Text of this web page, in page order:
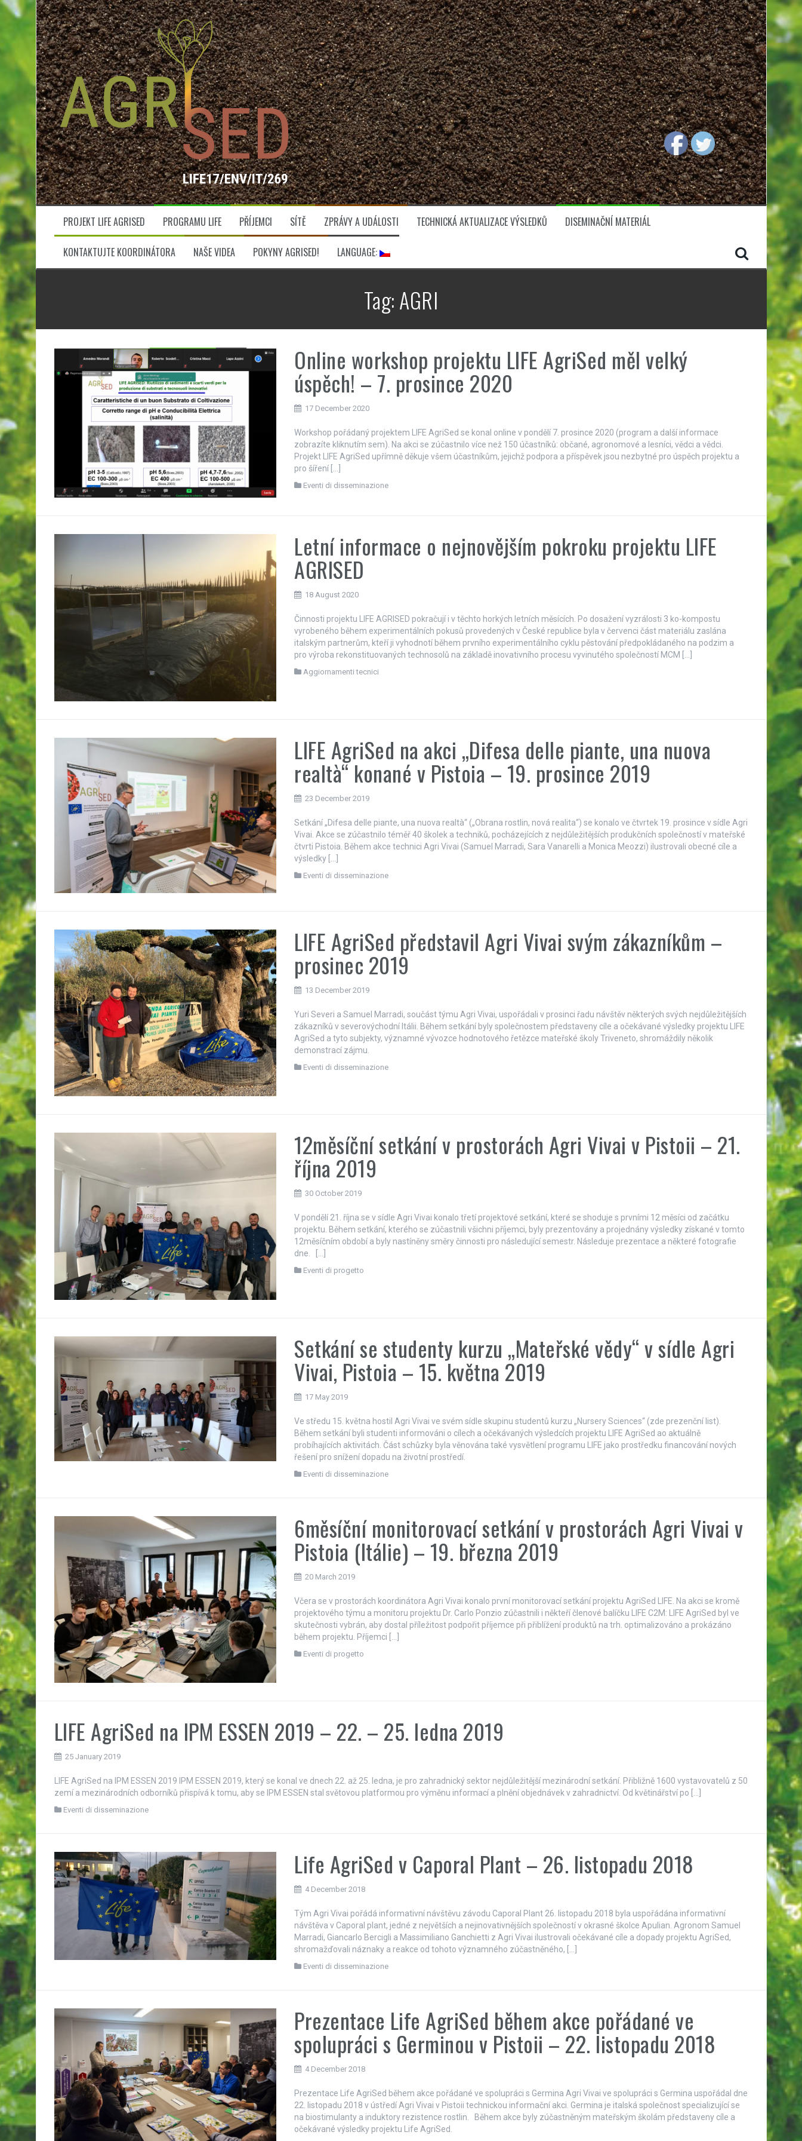
S
p
PROJEKT LIFE AGRISED PROGRAMU LIFE PŘÍJEMCI SÍTĚ ZPRÁVY A UDÁLOSTI TECHNICKÁ AKTUALIZACE VÝSLEDKŮ DISEMINAČNÍ MATERIÁL
KONTAKTUJTE KOORDINÁTORA NAŠE VIDEA POKYNY AGRISED! LANGUAGE:
Tag:AGRI
Online workshop projektu LIFE AgriSed měl velký
úspěch! – 7. prosince 2020
17 December 2020
Workshop pořádaný projektem LIFE AgriSed se konal online v pondělí 7. prosince 2020 (program a další informace
zobrazíte kliknutím sem). Na akci se zúčastnilo více než 150 účastníků: občané, agronomové a lesníci, vědci a vědci.
Projekt LIFE AgriSed upřímně děkuje všem účastníkům, jejichž podpora a příspěvek jsou nezbytné pro úspěch projektu a
pro šíření […]
Eventi di disseminazione
Letní informace o nejnovějším pokroku projektu LIFE
AGRISED
18 August 2020
Činnosti projektu LIFE AGRISED pokračují i ​​v těchto horkých letních měsících. Po dosažení vyzrálosti 3 ko-kompostu
vyrobeného během experimentálních pokusů provedených v České republice byla v červenci část materiálu zaslána
italským partnerům, kteří ji vyhodnotí během prvního experimentálního cyklu pěstování předpokládaného na podzim a
pro výroba rekonstituovaných technosolů na základě inovativního procesu vyvinutého společností MCM […]
Aggiornamenti tecnici
LIFE AgriSed na akci „Difesa delle piante, una nuova
realtà“ konané v Pistoia – 19. prosince 2019
23 December 2019
Setkání „Difesa delle piante, una nuova realtà“ („Obrana rostlin, nová realita“) se konalo ve čtvrtek 19. prosince v sídle Agri
Vivai. Akce se zúčastnilo téměř 40 školek a techniků, pocházejících z nejdůležitějších produkčních společností v mateřské
čtvrti Pistoia. Během akce technici Agri Vivai (Samuel Marradi, Sara Vanarelli a Monica Meozzi) ilustrovali obecné cíle a
výsledky […]
Eventi di disseminazione
LIFE AgriSed představil Agri Vivai svým zákazníkům –
prosinec 2019
13 December 2019
Yuri Severi a Samuel Marradi, součást týmu Agri Vivai, uspořádali v prosinci řadu návštěv některých svých nejdůležitějších
zákazníků v severovýchodní Itálii. Během setkání byly společnostem představeny cíle a očekávané výsledky projektu LIFE
AgriSed a tyto subjekty, významné vývozce hodnotového řetězce mateřské školy Triveneto, shromáždily několik
demonstrací zájmu.
Eventi di disseminazione
12měsíční setkání v prostorách Agri Vivai v Pistoii – 21.
října 2019
30 October 2019
V pondělí 21. října se v sídle Agri Vivai konalo třetí projektové setkání, které se shoduje s prvními 12 měsíci od začátku
projektu. Během setkání, kterého se zúčastnili všichni příjemci, byly prezentovány a projednány výsledky získané v tomto
12měsíčním období a byly nastíněny směry činnosti pro následující semestr. Následuje prezentace a některé fotografie
dne. […]
Eventi di progetto
Setkání se studenty kurzu „Mateřské vědy“ v sídle Agri
Vivai, Pistoia – 15. května 2019
17 May 2019
Ve středu 15. května hostil Agri Vivai ve svém sídle skupinu studentů kurzu „Nursery Sciences“ (zde prezenční list).
Během setkání byli studenti informováni o cílech a očekávaných výsledcích projektu LIFE AgriSed ao aktuálně
probíhajících aktivitách. Část schůzky byla věnována také vysvětlení programu LIFE jako prostředku financování nových
řešení pro snížení dopadu na životní prostředí.
Eventi di disseminazione
6měsíční monitorovací setkání v prostorách Agri Vivai v
Pistoia (Itálie) – 19. března 2019
20 March 2019
Včera se v prostorách koordinátora Agri Vivai konalo první monitorovací setkání projektu AgriSed LIFE. Na akci se kromě
projektového týmu a monitoru projektu Dr. Carlo Ponzio zúčastnili i někteří členové balíčku LIFE C2M: LIFE AgriSed byl ve
skutečnosti vybrán, aby dostal příležitost podpořit příjemce při přiblížení produktů na trh. optimalizováno a prokázáno
během projektu. Příjemci […]
Eventi di progetto
LIFE AgriSed na IPM ESSEN 2019 – 22. – 25. ledna 2019
25 January 2019
LIFE AgriSed na IPM ESSEN 2019 IPM ESSEN 2019, který se konal ve dnech 22. až 25. ledna, je pro zahradnický sektor nejdůležitější mezinárodní setkání. Přibližně 1600 vystavovatelů z 50
zemí a mezinárodních odborníků přispívá k tomu, aby se IPM ESSEN stal světovou platformou pro výměnu informací a plnění objednávek v zahradnictví. Od květinářství po […]
Eventi di disseminazione
Life AgriSed v Caporal Plant – 26. listopadu 2018
4 December 2018
Tým Agri Vivai pořádá informativní návštěvu závodu Caporal Plant 26. listopadu 2018 byla uspořádána informativní
návštěva v Caporal plant, jedné z největších a nejinovativnějších společností v okrasné školce Apulian. Agronom Samuel
Marradi, Giancarlo Bercigli a Massimiliano Ganchietti z Agri Vivai ilustrovali očekávané cíle a dopady projektu AgriSed,
shromažďovali náznaky a reakce od tohoto významného zúčastněného, […]
Eventi di disseminazione
Prezentace Life AgriSed během akce pořádané ve
spolupráci s Germinou v Pistoii – 22. listopadu 2018
4 December 2018
Prezentace Life AgriSed během akce pořádané ve spolupráci s Germina Agri Vivai ve spolupráci s Germina uspořádal dne
22. listopadu 2018 v ústředí Agri Vivai v Pistoii technickou informační akci. Germina je italská společnost specializující se
na biostimulanty a induktory rezistence rostlin. Během akce byly zúčastněným mateřským školám představeny cíle a
očekávané výsledky projektu Life AgriSed.